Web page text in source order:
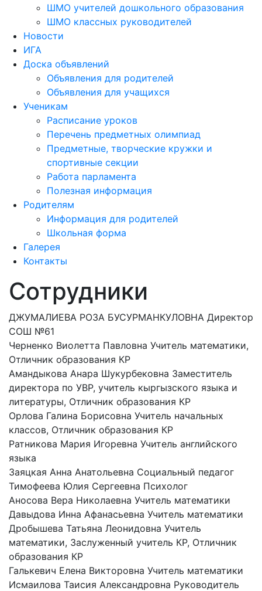
ШМО учителей дошкольного образования
ШМО классных руководителей
Новости
ИГА
Доска объявлений
Объявления для родителей
Объявления для учащихся
Ученикам
Расписание уроков
Перечень предметных олимпиад
Предметные, творческие кружки и
спортивные секции
Работа парламента
Полезная информация
Родителям
Информация для родителей
Школьная форма
Галерея
Контакты
Сотрудники
ДЖУМАЛИЕВА РОЗА БУСУРМАНКУЛОВНА Директор
СОШ №61
Черненко Виолетта Павловна Учитель математики,
Отличник образования КР
Амандыкова Анара Шукурбековна Заместитель
директора по УВР, учитель кыргызского языка и
литературы, Отличник образования КР
Орлова Галина Борисовна Учитель начальных
классов, Отличник образования КР
Ратникова Мария Игоревна Учитель английского
языка
Заяцкая Анна Анатольевна Социальный педагог
Тимофеева Юлия Сергеевна Психолог
Аносова Вера Николаевна Учитель математики
Давыдова Инна Афанасьевна Учитель математики
Дробышева Татьяна Леонидовна Учитель
математики, Заслуженный учитель КР, Отличник
образования КР
Галькевич Елена Викторовна Учитель математики
Исмаилова Таисия Александровна Руководитель